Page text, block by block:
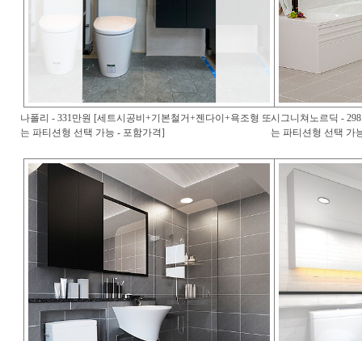
나폴리 - 331만원 [세트시공비+기본철거+젠다이+욕조형 또
는 파티션형 선택 가능 - 포함가격]
시그니쳐노르딕 -
는 파티션형 선택 가